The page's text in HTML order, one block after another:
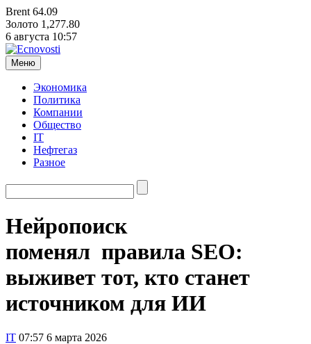
Brent 64.09
Золото 1,277.80
6 августа 10:57
Меню
Экономика
Политика
Компании
Общество
IT
Нефтегаз
Разное
Нейропоиск
поменял правила SEO:
выживет тот, кто станет
источником для ИИ
IT 07:57 6 марта 2026